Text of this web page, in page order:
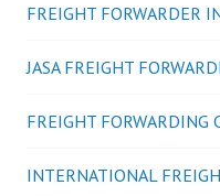
FREIGHT FORWARDER
JASA FREIGHT
FREIGHT FORWARDING
INTERNATIONAL